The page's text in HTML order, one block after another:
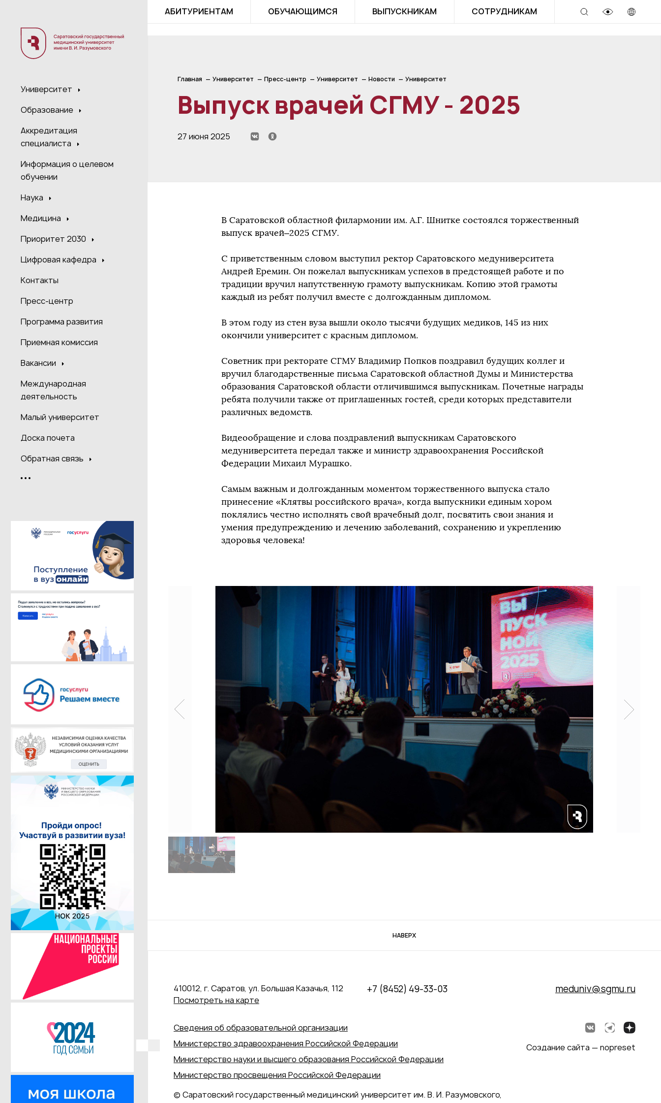
Университет
Образование
Аккредитация
специалиста
Информация о целевом
обучении
Наука
Медицина
Приоритет 2030
Цифровая кафедра
Контакты
Пресс-центр
Программа развития
Приемная комиссия
Вакансии
Международная
деятельность
Малый университет
Доска почета
Обратная связь
АБИТУРИЕНТАМ ОБУЧАЮЩИМСЯ ВЫПУСКНИКАМ СОТРУДНИКАМ
Главная Университет Пресс-центр Университет Новости Университет
Выпуск врачей СГМУ - 2025
27 июня 2025
В Саратовской областной филармонии им. А.Г. Шнитке состоялся торжественный
выпуск врачей–2025 СГМУ.
С приветственным словом выступил ректор Саратовского медуниверситета
Андрей Еремин. Он пожелал выпускникам успехов в предстоящей работе и по
традиции вручил напутственную грамоту выпускникам. Копию этой грамоты
каждый из ребят получил вместе с долгожданным дипломом.
В этом году из стен вуза вышли около тысячи будущих медиков, 145 из них
окончили университет с красным дипломом.
Советник при ректорате СГМУ Владимир Попков поздравил будущих коллег и
вручил благодарственные письма Саратовской областной Думы и Министерства
образования Саратовской области отличившимся выпускникам. Почетные награды
ребята получили также от приглашенных гостей, среди которых представители
различных ведомств.
Видеообращение и слова поздравлений выпускникам Саратовского
медуниверситета передал также и министр здравоохранения Российской
Федерации Михаил Мурашко.
Самым важным и долгожданным моментом торжественного выпуска стало
принесение «Клятвы российского врача», когда выпускники единым хором
поклялись честно исполнять свой врачебный долг, посвятить свои знания и
умения предупреждению и лечению заболеваний, сохранению и укреплению
здоровья человека!
НАВЕРХ
410012, г. Саратов, ул. Большая Казачья, 112
Посмотреть на карте
+7 (8452) 49-33-03 meduniv@sgmu.ru
Сведения об образовательной организации
Министерство здравоохранения Российской Федерации
Министерство науки и высшего образования Российской Федерации
Министерство просвещения Российской Федерации
© Саратовский государственный медицинский университет им. В. И. Разумовского,
Создание сайта — nopreset